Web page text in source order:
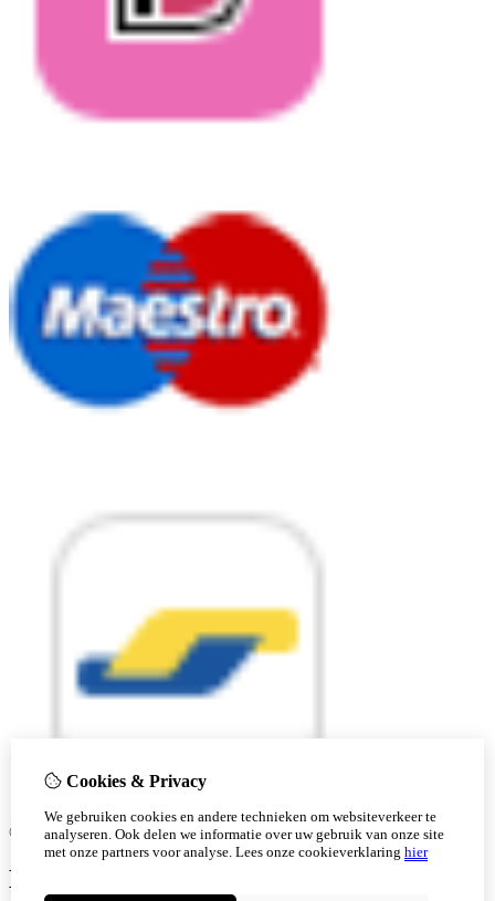
© Copyright 2026 |
Cookies & Privacy
We gebruiken cookies en andere technieken om websiteverkeer te
analyseren. Ook delen we informatie over uw gebruik van onze site
met onze partners voor analyse. Lees onze cookieverklaring hier
Ben je 18 of ouder?